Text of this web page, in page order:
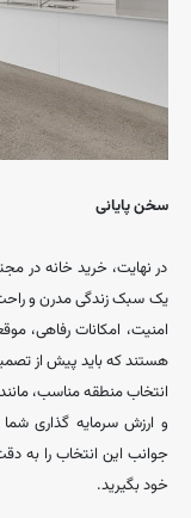
سخن پایانی
در نهایت، خرید خانه در
یک سبک زندگی مدرن و راحت
امنیت، امکانات رفاهی،
هستند که باید پیش از
و ارزش سرمایه ‌گذاری
جوانب این انتخاب را به
خود بگیرید.